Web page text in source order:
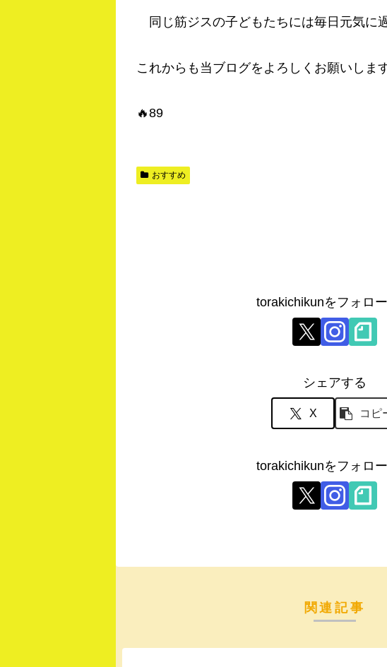
同じ筋ジスの子どもたちには毎日元気に
これからも当ブログをよろしくお願いします
🔥89
おすすめ
torakichikunをフォロ
シェアする
X コピ
torakichikunをフォロ
関連記事